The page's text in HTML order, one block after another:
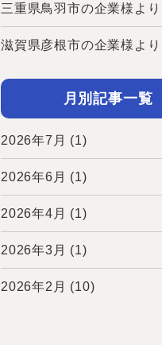
三重県鳥羽市の企業様より
滋賀県彦根市の企業様より
月別記事一覧
2026年7月 (1)
2026年6月 (1)
2026年4月 (1)
2026年3月 (1)
2026年2月 (10)